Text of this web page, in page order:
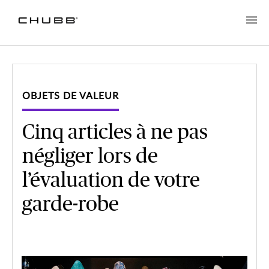
OBJETS DE VALEUR
Cinq articles à ne pas
négliger lors de
l’évaluation de votre
garde-robe